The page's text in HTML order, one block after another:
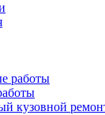
работы
кузовной